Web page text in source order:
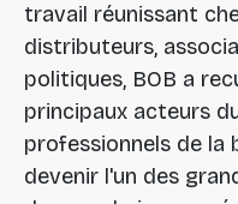
travail réunissant
distributeurs,
politiques, BOB a
principaux acteurs
professionnels de la
devenir l'un des